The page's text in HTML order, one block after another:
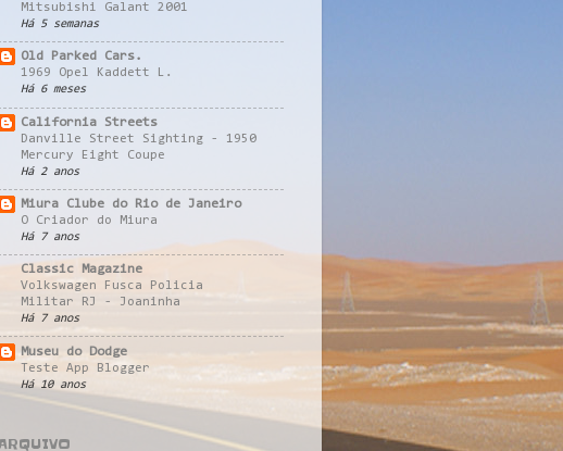
Mitsubishi Galant 2001
Há 5 semanas
Old Parked Cars.
1969 Opel Kaddett L.
Há 6 meses
California Streets
Danville Street Sighting - 1950
Mercury Eight Coupe
Há 2 anos
Miura Clube do Rio de Janeiro
O Criador do Miura
Há 7 anos
Classic Magazine
Volkswagen Fusca Policia
Militar RJ - Joaninha
Há 7 anos
Museu do Dodge
Teste App Blogger
Há 10 anos
ARQUIVO